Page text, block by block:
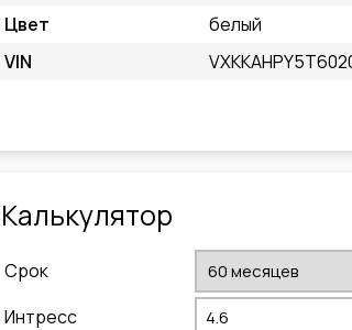
Цвет
белый
VIN
Калькулятор
Cрок
Интресс